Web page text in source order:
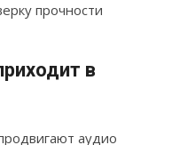
прочности
в
аудио